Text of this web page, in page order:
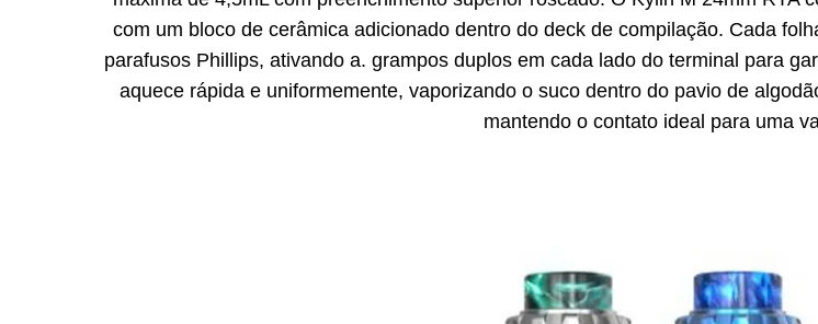
com um bloco de cerâmica adicionado dentro do deck de compilação. Cada
parafusos Phillips, ativando a. grampos duplos em cada lado do terminal para
aquece rápida e uniformemente, vaporizando o suco dentro do pavio de
mantendo o contato ideal para uma